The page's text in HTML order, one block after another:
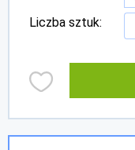
Liczba sztuk: